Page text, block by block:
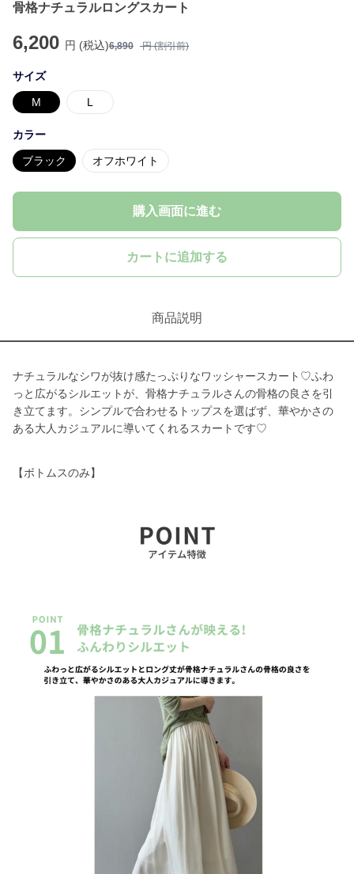
骨格ナチュラルロングスカート
6,200 円 (税込)6,890 円 (割引前)
サイズ
M L
カラー
ブラック オフホワイト
購入画面に進む
カートに追加する
商品説明
ナチュラルなシワが抜け感たっぷりなワッシャースカート♡ふわ
っと広がるシルエットが、骨格ナチュラルさんの骨格の良さを引
き立てます。シンプルで合わせるトップスを選ばず、華やかさの
ある大人カジュアルに導いてくれるスカートです♡
【ボトムスのみ】